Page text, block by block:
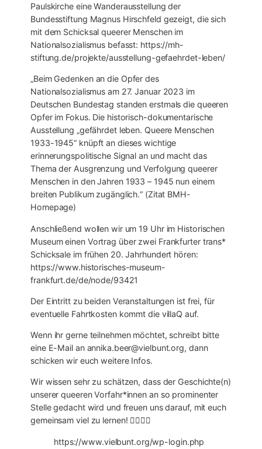
Paulskirche eine Wanderausstellung der
Bundesstiftung Magnus Hirschfeld gezeigt, die sich
mit dem Schicksal queerer Menschen im
Nationalsozialismus befasst: https://mh-
stiftung.de/projekte/ausstellung-gefaehrdet-leben/
„Beim Gedenken an die Opfer des
Nationalsozialismus am 27. Januar 2023 im
Deutschen Bundestag standen erstmals die queeren
Opfer im Fokus. Die historisch-dokumentarische
Ausstellung „gefährdet leben. Queere Menschen
1933-1945“ knüpft an dieses wichtige
erinnerungspolitische Signal an und macht das
Thema der Ausgrenzung und Verfolgung queerer
Menschen in den Jahren 1933 – 1945 nun einem
breiten Publikum zugänglich.“ (Zitat BMH-
Homepage)
Anschließend wollen wir um 19 Uhr im Historischen
Museum einen Vortrag über zwei Frankfurter trans*
Schicksale im frühen 20. Jahrhundert hören:
https://www.historisches-museum-
frankfurt.de/de/node/93421
Der Eintritt zu beiden Veranstaltungen ist frei, für
eventuelle Fahrtkosten kommt die villaQ auf.
Wenn ihr gerne teilnehmen möchtet, schreibt bitte
eine E-Mail an annika.beer@vielbunt.org, dann
schicken wir euch weitere Infos.
Wir wissen sehr zu schätzen, dass der Geschichte(n)
unserer queeren Vorfahr*innen an so prominenter
Stelle gedacht wird und freuen uns darauf, mit euch
gemeinsam viel zu lernen! 🏳️‍🌈🏳‍⚧
https://www.vielbunt.org/wp-login.php